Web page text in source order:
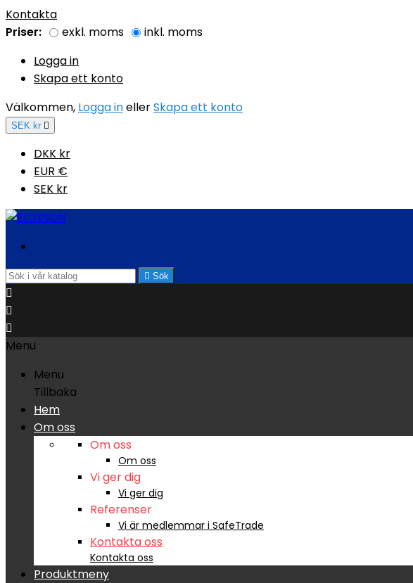
Kontakta
Priser:
exkl. moms
inkl. moms
Logga in
Skapa ett konto
Välkommen, Logga inellerSkapa ett konto
SEK kr 
DKK kr
EUR €
SEK kr
 Sök



Menu
Menu
Tillbaka
Hem
Om oss
Om oss
Om oss
Vi ger dig
Vi ger dig
Referenser
Vi är medlemmar i SafeTrade
Kontakta oss
Kontakta oss
Produktmeny